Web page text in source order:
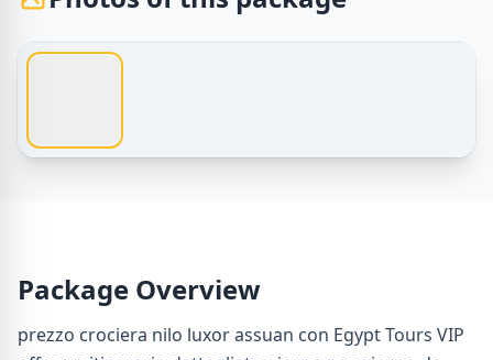
Egypt Tours – prezzo crociera nilo luxor assuan |
Package Overview
prezzo crociera nilo luxor assuan con Egypt Tours VIP